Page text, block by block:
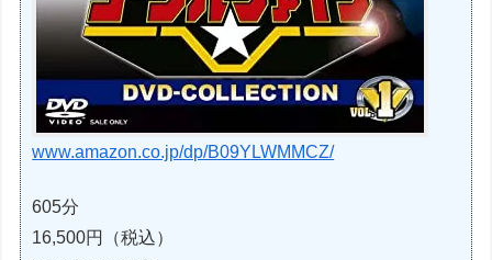
www.amazon.co.jp/dp/B09YLWMMCZ/
605分
16,500円（税込）